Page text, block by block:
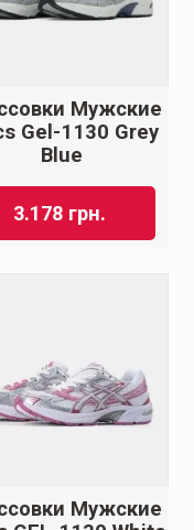
Мужские
Gel-1130 Grey
Blue
3.178 грн.
Мужские